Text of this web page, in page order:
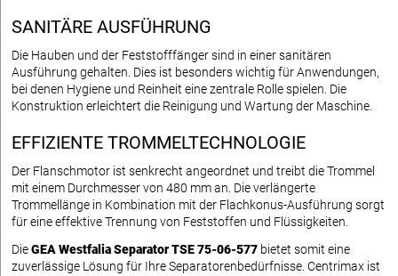
SANITÄRE AUSFÜHRUNG
Die Hauben und der Feststofffänger sind in einer sanitären
Ausführung gehalten. Dies ist besonders wichtig für Anwendungen,
bei denen Hygiene und Reinheit eine zentrale Rolle spielen. Die
Konstruktion erleichtert die Reinigung und Wartung der Maschine.
EFFIZIENTE TROMMELTECHNOLOGIE
Der Flanschmotor ist senkrecht angeordnet und treibt die Trommel
mit einem Durchmesser von 480 mm an. Die verlängerte
Trommellänge in Kombination mit der Flachkonus-Ausführung sorgt
für eine effektive Trennung von Feststoffen und Flüssigkeiten.
DieGEA Westfalia Separator TSE 75-06-577 bietet somit eine
zuverlässige Lösung für Ihre Separatorenbedürfnisse. Centrimax ist